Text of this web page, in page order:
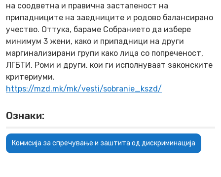
на соодветна и правична застапеност на
припадниците на заедниците и родово балансирано
учество. Оттука, бараме Собранието да избере
минимум 3 жени, како и припадници на други
маргинализирани групи како лица со попреченост,
ЛГБТИ, Роми и други, кои ги исполнуваат законските
критериуми.
https://mzd.mk/mk/vesti/sobranie_kszd/
Ознаки:
Комисија за спречување и заштита од дискриминација